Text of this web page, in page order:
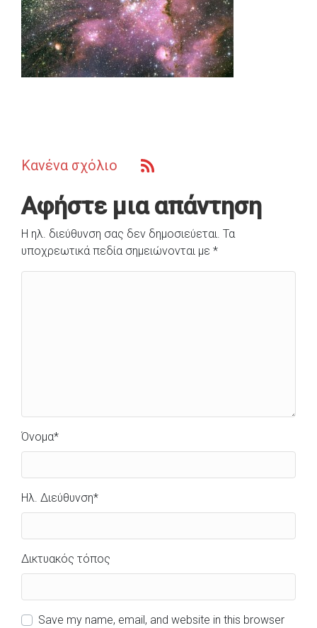
Κανένα σχόλιο
Αφήστε μια απάντηση
Η ηλ. διεύθυνση σας δεν δημοσιεύεται. Τα
υποχρεωτικά πεδία σημειώνονται με *
Όνομα*
Ηλ. Διεύθυνση*
Δικτυακός τόπος
Save my name, email, and website in this browser